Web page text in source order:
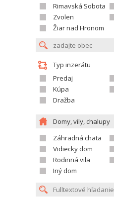
Rimavská Sobota
Zvolen
Žiar nad Hronom
Typ inzerátu
Predaj
Kúpa
Dražba
Domy, vily, chalupy
Záhradná chata
Vidiecky dom
Rodinná vila
Iný dom